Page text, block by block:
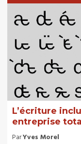
L’écriture
entreprise
ParYves Morel